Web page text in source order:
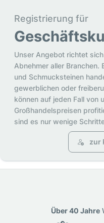
Registrierung für
Unser Angebot richtet
Abnehmer aller Branchen.
und Schmucksteinen
gewerblichen oder
können auf jeden Fall von
Großhandelspreisen
sind es nur wenige
zur
Über 40 Jahre